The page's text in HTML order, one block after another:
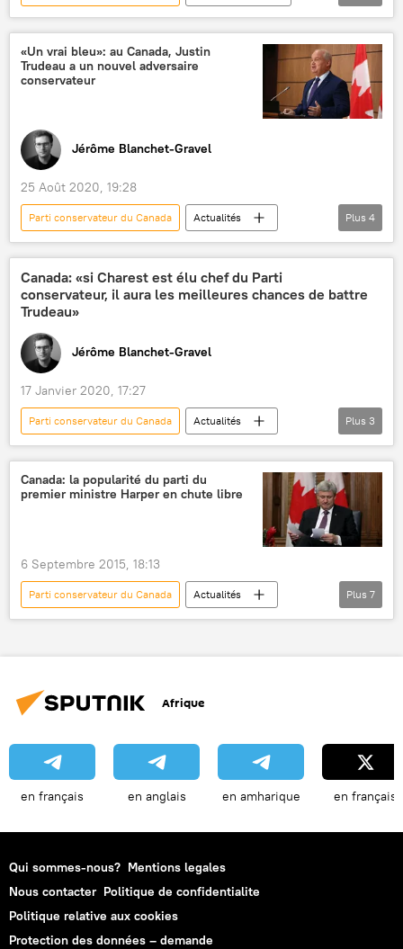
Actualités
Canada
Gendarmerie royale du Canada (GRC)
François Legault
Maxime Bernier
Covid-19
Tucker Carlson
«Un vrai bleu»: au Canada, Justin
Trudeau a un nouvel adversaire
conservateur
Jérôme Blanchet-Gravel
25 Août 2020, 19:28
Parti conservateur du Сanada
Actualités
Analyse
Opinion
International
Canada
Plus 4
Canada: «si Charest est élu chef du Parti
conservateur, il aura les meilleures chances de battre
Trudeau»
Jérôme Blanchet-Gravel
17 Janvier 2020, 17:27
Parti conservateur du Сanada
Actualités
International
Canada
premier ministre
Plus 3
Canada: la popularité du parti du
premier ministre Harper en chute libre
6 Septembre 2015, 18:13
Parti conservateur du Сanada
Actualités
International
Canada
Parti libéral du Canada (PLC)
Plus 7
Afrique
en français en anglais en amharique en français
Qui sommes-nous? Mentions legales
Nous contacter Politique de confidentialite
Politique relative aux cookies
Protection des données – demande